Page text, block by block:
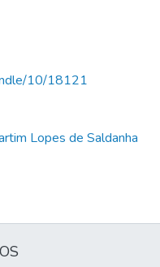
10/18121
Lopes de Saldanha